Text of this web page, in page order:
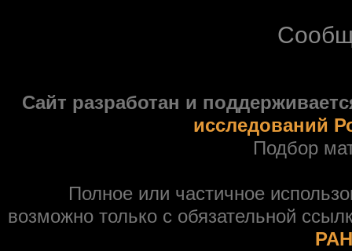
Сайт разработан и
исследований
Подбор
Полное или частичное
возможно только с обязательной